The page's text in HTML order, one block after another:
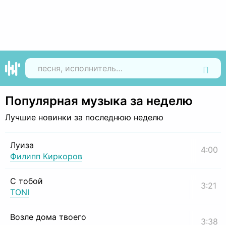
Популярная музыка за неделю
Лучшие новинки за последнюю неделю
Луиза
Филипп Киркоров
4:00
С тобой
TONI
3:21
Возле дома твоего
3:38